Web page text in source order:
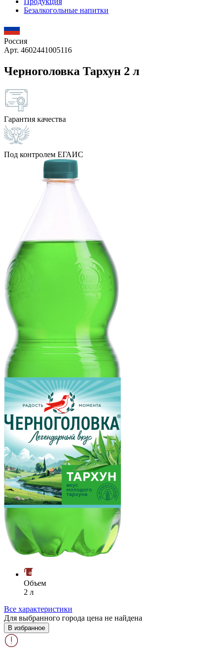
Безалкогольные напитки
Россия
Арт. 4602441005116
Черноголовка Тархун 2 л
Гарантия качества
Под контролем ЕГАИС
Объем
2 л
Все характеристики
Для выбранного города цена не найдена
В избранное